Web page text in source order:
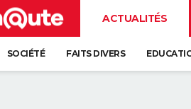
ACTUALITÉS
SOCIÉTÉ FAITS DIVERS